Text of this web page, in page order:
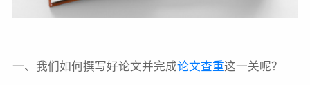
一、我们如何撰写好论文并完成论文查重这一关呢？